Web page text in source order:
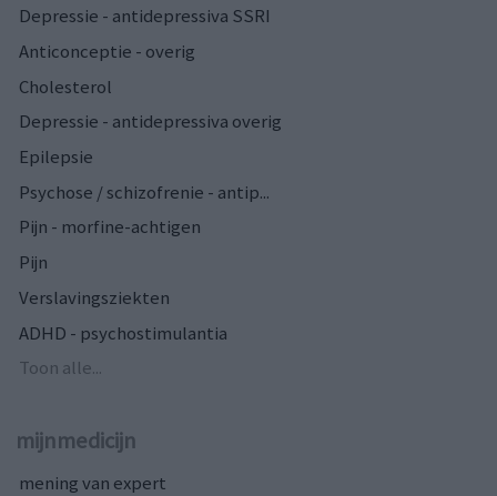
Depressie - antidepressiva SSRI
Anticonceptie - overig
Cholesterol
Depressie - antidepressiva overig
Epilepsie
Psychose / schizofrenie - antip...
Pijn - morfine-achtigen
Pijn
Verslavingsziekten
ADHD - psychostimulantia
Toon alle...
mijnmedicijn
mening van expert